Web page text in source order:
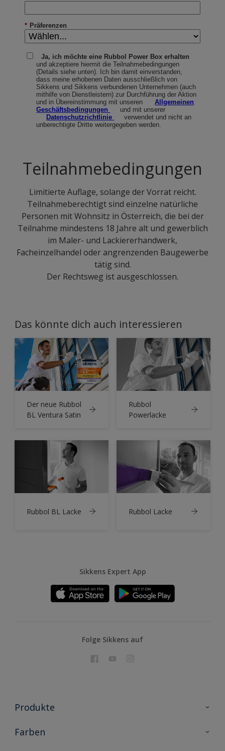
Teilnahmebedingungen
Limitierte Auflage, solange der Vorrat reicht.
Teilnahmeberechtigt sind einzelne natürliche
Personen mit Wohnsitz in Österreich, die bei der
Teilnahme mindestens 18 Jahre alt und gewerblich
im Maler- und Lackiererhandwerk,
Facheinzelhandel oder angrenzenden Baugewerbe
tätig sind.
Der Rechtsweg ist ausgeschlossen.
Das könnte dich auch interessieren
Der neue Rubbol
BL Ventura Satin
Rubbol
Powerlacke
Rubbol BL Lacke Rubbol Lacke
Sikkens Expert App
Folge Sikkens auf
Produkte
Holzschutz
Farben